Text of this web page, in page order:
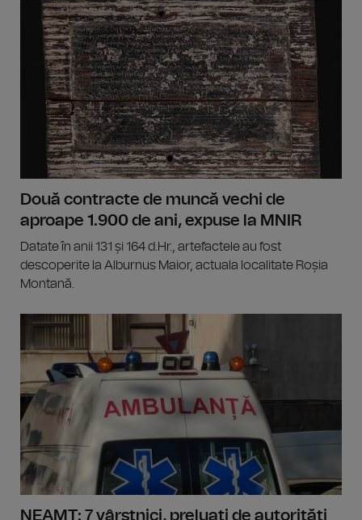
Două contracte de muncă vechi de
aproape 1.900 de ani, expuse la MNIR
Datate în anii 131 și 164 d.Hr., artefactele au fost
descoperite la Alburnus Maior, actuala localitate Roșia
Montană.
NEAMȚ: 7 vârstnici, preluaţi de autorităţi